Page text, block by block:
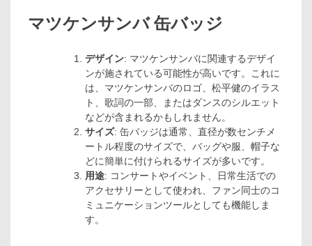
マツケンサンバ 缶バッジ
デザイン: マツケンサンバに関連するデザイ
ンが施されている可能性が高いです。これに
は、マツケンサンバのロゴ、松平健のイラス
ト、歌詞の一部、またはダンスのシルエット
などが含まれるかもしれません。
サイズ: 缶バッジは通常、直径が数センチメ
ートル程度のサイズで、バッグや服、帽子な
どに簡単に付けられるサイズが多いです。
用途: コンサートやイベント、日常生活での
アクセサリーとして使われ、ファン同士のコ
ミュニケーションツールとしても機能しま
す。